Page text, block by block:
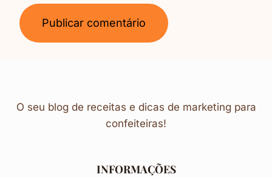
O seu blog de receitas e dicas de marketing para
confeiteiras!
INFORMAÇÕES